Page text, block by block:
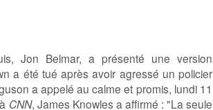
Jon Belmar, a présenté une version
a été tué après avoir agressé un policier
a appelé au calme et promis, lundi 11
CNN, James Knowles a affirmé : "La seule